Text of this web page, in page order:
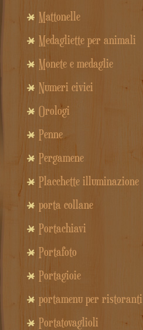
Mattonelle
Medagliette per animali
Monete e medaglie
Numeri civici
Orologi
Penne
Pergamene
Placchette illuminazione
porta collane
Portachiavi
Portafoto
Portagioie
portamenu per ristoranti
Portatovaglioli